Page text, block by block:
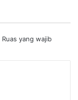
Ruas yang wajib